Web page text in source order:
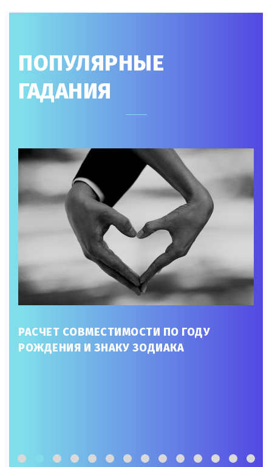
ПОПУЛЯРНЫЕ
ГАДАНИЯ
РАСЧЕТ СОВМЕСТИМОСТИ ПО ГОДУ
РОЖДЕНИЯ И ЗНАКУ ЗОДИАКА